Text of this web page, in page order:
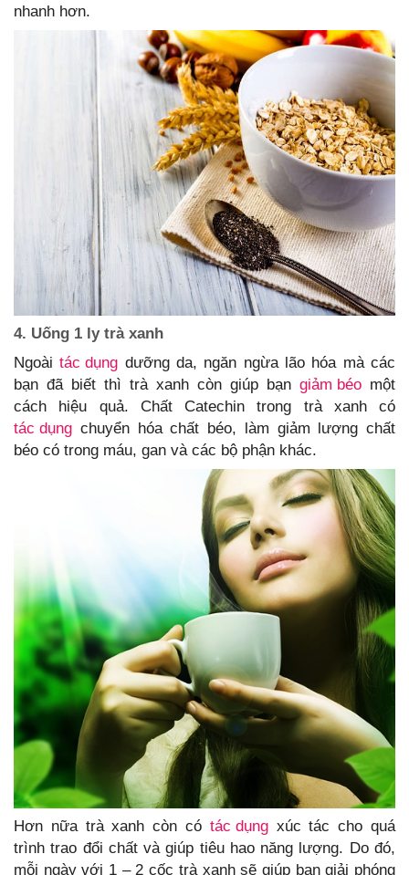
nhanh hơn.
4. Uống 1 ly trà xanh
Ngoàitác dụng dưỡng da, ngăn ngừa lão hóa mà các
bạn đã biết thì trà xanh còn giúp bạn giảm béo một
cách hiệu quả. Chất Catechin trong trà xanh có
tác dụng chuyển hóa chất béo, làm giảm lượng chất
béo có trong máu, gan và các bộ phận khác.
Hơn nữa trà xanh còn có tác dụngxúc tác cho quá
trình trao đổi chất và giúp tiêu hao năng lượng. Do đó,
mỗi ngày với 1 – 2 cốc trà xanh sẽ giúp bạn giải phóng